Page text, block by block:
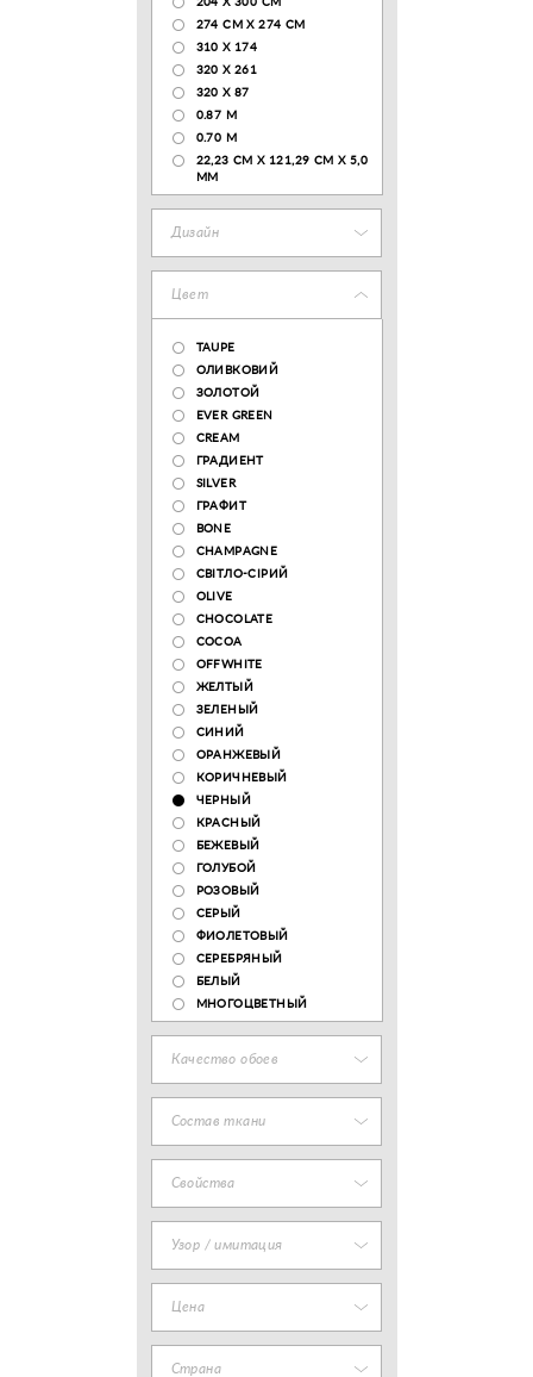
204 Х 300 СМ
274 СМ Х 274 СМ
310 X 174
320 X 261
320 X 87
0.87 M
0.70 M
22,23 CM X 121,29 CM X 5,0
MM
Дизайн
Цвет
TAUPE
ОЛИВКОВИЙ
ЗОЛОТОЙ
EVER GREEN
CREAM
ГРАДИЕНТ
SILVER
ГРАФИТ
BONE
CHAMPAGNE
СВІТЛО-СІРИЙ
OLIVE
CHOCOLATE
COCOA
OFFWHITE
ЖЕЛТЫЙ
ЗЕЛЕНЫЙ
СИНИЙ
ОРАНЖЕВЫЙ
КОРИЧНЕВЫЙ
ЧЕРНЫЙ
КРАСНЫЙ
БЕЖЕВЫЙ
ГОЛУБОЙ
РОЗОВЫЙ
СЕРЫЙ
ФИОЛЕТОВЫЙ
СЕРЕБРЯНЫЙ
БЕЛЫЙ
МНОГОЦВЕТНЫЙ
Качество обоев
Состав ткани
Свойства
Узор / имитация
Цена
Страна